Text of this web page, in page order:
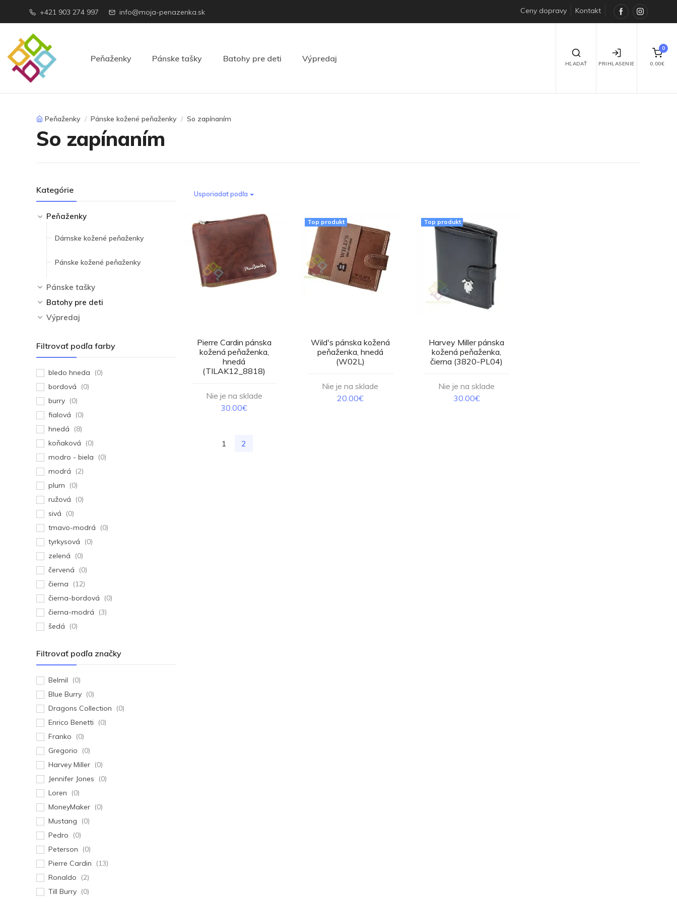
+421 903 274 997 info@moja-penazenka.sk Ceny dopravy Kontakt Facebook
Peňaženky Pánske tašky Batohy pre deti Výpredaj
HĽADAŤ PRIHLASENIE
0
0.00€
Peňaženky Pánske kožené peňaženky So zapínaním
So zapínaním
Kategórie
Peňaženky
Dámske kožené peňaženky
Pánske kožené peňaženky
Pánske tašky
Batohy pre deti
Výpredaj
Filtrovať podľa farby
bledo hneda
(0)
bordová
(0)
burry (0)
fialová
(0)
hnedá
(8)
koňaková
(0)
modro - biela
(0)
modrá
(2)
plum
(0)
ružová
(0)
sivá
(0)
tmavo-modrá
(0)
tyrkysová
(0)
zelená
(0)
červená
(0)
čierna
(12)
čierna-bordová
(0)
čierna-modrá
(3)
šedá
(0)
Filtrovať podľa značky
Belmil
(0)
Blue Burry (0)
Dragons Collection
(0)
Enrico Benetti
(0)
Franko
(0)
Gregorio
(0)
Harvey Miller (0)
Jennifer Jones
(0)
Loren
(0)
MoneyMaker (0)
Mustang
(0)
Pedro
(0)
Peterson
(0)
Pierre Cardin
(13)
Ronaldo
(2)
Till Burry (0)
Usporiadať podľa
Pierre Cardin pánska
kožená peňaženka,
hnedá
(TILAK12_8818)
Nie je na sklade
30.00€
Top produkt
Wild's pánska kožená
peňaženka, hnedá
(W02L)
Nie je na sklade
20.00€
Top produkt
Harvey Miller pánska
kožená peňaženka,
čierna (3820-PL04)
Nie je na sklade
30.00€
1 2